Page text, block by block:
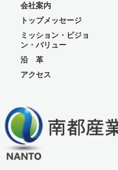
会社案内
トップメッセージ
ミッション・ビジョ
ン・バリュー
沿 革
アクセス